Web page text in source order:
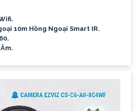
10m Hồng Ngoại Smart IR.